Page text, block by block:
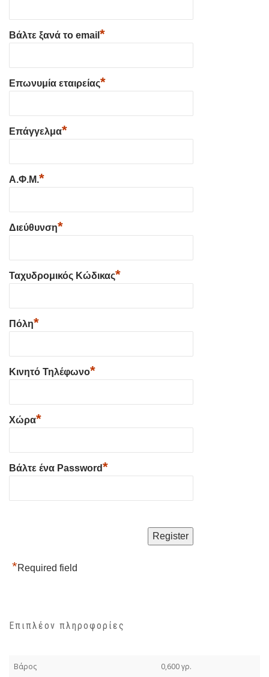
Βάλτε ξανά το email *
Επωνυμία εταιρείας*
Επάγγελμα*
Α.Φ.Μ.*
Διεύθυνση*
Ταχυδρομικός Κώδικας*
Πόλη*
Κινητό Τηλέφωνο*
Χώρα*
Βάλτε ένα Password*
*Required field
Επιπλέον πληροφορίες
Βάρος 0,600 γρ.